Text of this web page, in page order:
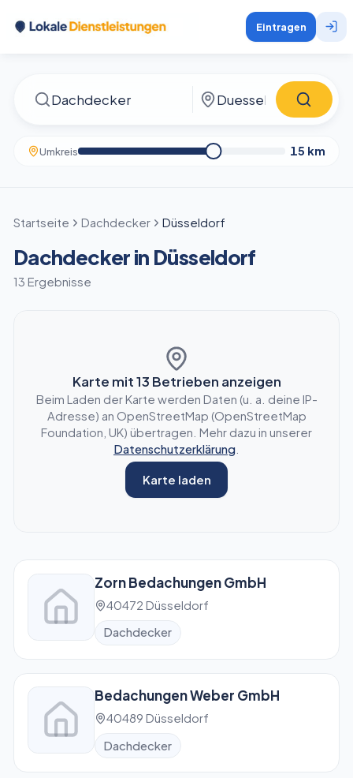
Eintragen
Umkreis 15 km
Startseite Dachdecker Düsseldorf
Dachdecker in Düsseldorf
13 Ergebnisse
Karte mit13 Betrieben anzeigen
Beim Laden der Karte werden Daten (u. a. deine IP-
Adresse) an OpenStreetMap (OpenStreetMap
Foundation, UK) übertragen. Mehr dazu in unserer
Datenschutzerklärung
Karte laden
Zorn Bedachungen GmbH
40472 Düsseldorf
Dachdecker
Bedachungen Weber GmbH
40489 Düsseldorf
Dachdecker